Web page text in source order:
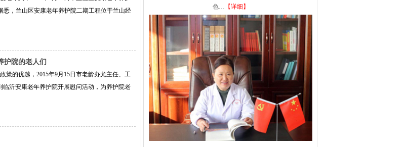
，兰山区安康老年养护院二期工程位于兰山经
护院的老人们
策的优越，2015年9月15日市老龄办尤主任、工
沂安康老年养护院开展慰问活动，为养护院老
色… 【详细】